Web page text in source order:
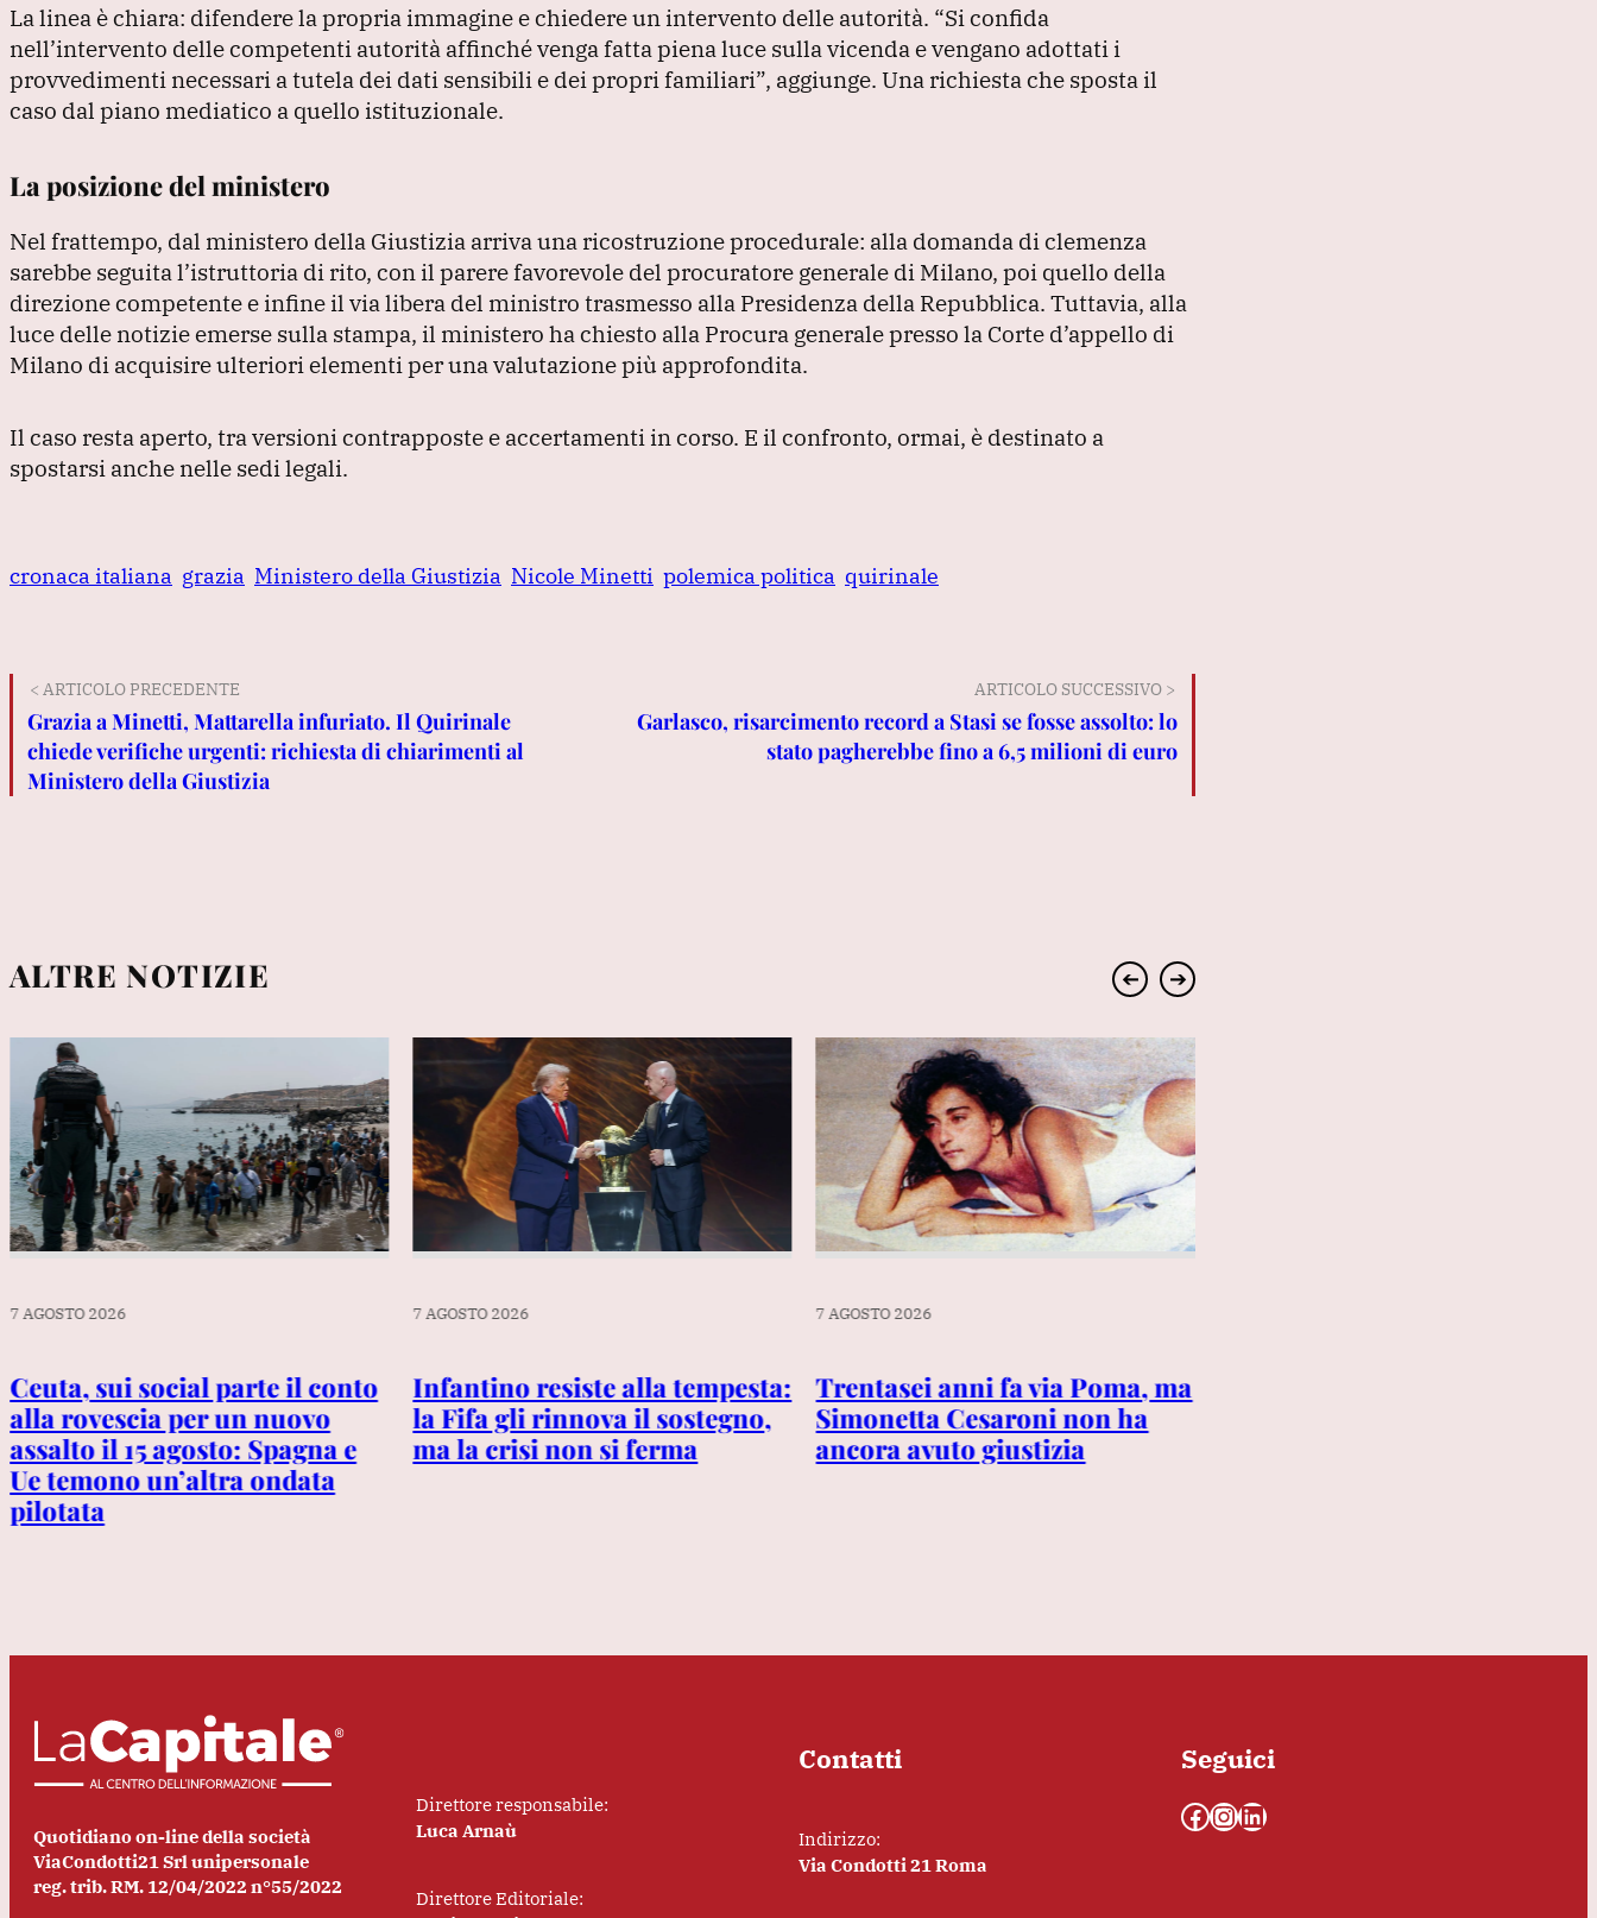
La linea è chiara: difendere la propria immagine e chiedere un intervento delle autorità. “Si confida
nell’intervento delle competenti autorità affinché venga fatta piena luce sulla vicenda e vengano adottati i
provvedimenti necessari a tutela dei dati sensibili e dei propri familiari”, aggiunge. Una richiesta che sposta il
caso dal piano mediatico a quello istituzionale.
La posizione del ministero
Nel frattempo, dal ministero della Giustizia arriva una ricostruzione procedurale: alla domanda di clemenza
sarebbe seguita l’istruttoria di rito, con il parere favorevole del procuratore generale di Milano, poi quello della
direzione competente e infine il via libera del ministro trasmesso alla Presidenza della Repubblica. Tuttavia, alla
luce delle notizie emerse sulla stampa, il ministero ha chiesto alla Procura generale presso la Corte d’appello di
Milano di acquisire ulteriori elementi per una valutazione più approfondita.
Il caso resta aperto, tra versioni contrapposte e accertamenti in corso. E il confronto, ormai, è destinato a
spostarsi anche nelle sedi legali.
cronaca italiana grazia Ministero della Giustizia Nicole Minetti polemica politica quirinale
< ARTICOLO PRECEDENTE
Grazia a Minetti, Mattarella infuriato. Il Quirinale
chiede verifiche urgenti: richiesta di chiarimenti al
Ministero della Giustizia
ARTICOLO SUCCESSIVO >
Garlasco, risarcimento record a Stasi se fosse assolto: lo
stato pagherebbe fino a 6,5 milioni di euro
ALTRE NOTIZIE ➔ ➔
7 AGOSTO 2026
Ceuta, sui social parte il conto
alla rovescia per un nuovo
assalto il 15 agosto: Spagna e
Ue temono un’altra ondata
pilotata
7 AGOSTO 2026
Infantino resiste alla tempesta:
la Fifa gli rinnova il sostegno,
ma la crisi non si ferma
7 AGOSTO 2026
Trentasei anni fa via Poma, ma
Simonetta Cesaroni non ha
ancora avuto giustizia
Quotidiano on-line della società
ViaCondotti21 Srl unipersonale
reg. trib. RM. 12/04/2022 n°55/2022
Direttore responsabile:
Luca Arnaù
Direttore Editoriale:
Contatti
Indirizzo:
Via Condotti 21 Roma
Seguici
Facebook InstagramLinkedIn